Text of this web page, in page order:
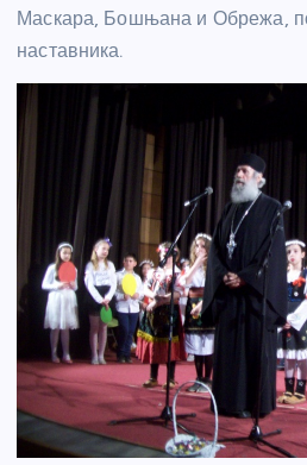
Маскара, Бошњана и Обрежа,
наставника.